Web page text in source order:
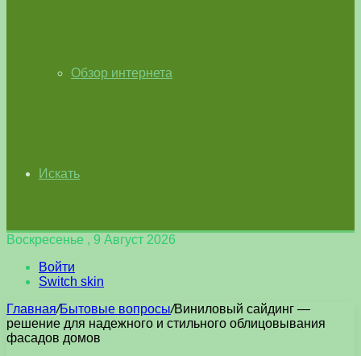
Обзор интернета
Искать
Воскресенье , 9 Август 2026
Войти
Switch skin
Главная/Бытовые вопросы/Виниловый сайдинг —
решение для надежного и стильного облицовывания
фасадов домов